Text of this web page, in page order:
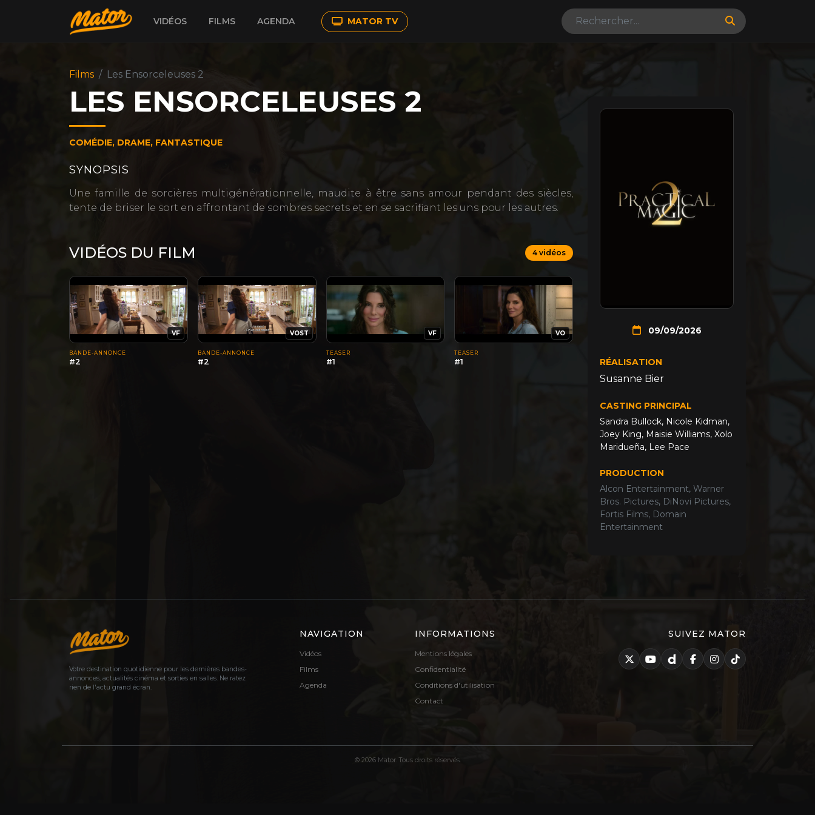
VIDÉOS FILMS AGENDA MATOR TV
Films Les Ensorceleuses 2
LES ENSORCELEUSES 2
COMÉDIE, DRAME, FANTASTIQUE
SYNOPSIS
Une famille de sorcières multigénérationnelle, maudite à être sans amour pendant des siècles,
tente de briser le sort en affrontant de sombres secrets et en se sacrifiant les uns pour les autres.
VIDÉOS DU FILM 4 vidéos
VF
BANDE-ANNONCE
#2
VOST
BANDE-ANNONCE
#2
VF
TEASER
#1
VO
TEASER
#1
09/09/2026
RÉALISATION
Susanne Bier
CASTING PRINCIPAL
Sandra Bullock, Nicole Kidman,
Joey King, Maisie Williams, Xolo
Maridueña, Lee Pace
PRODUCTION
Alcon Entertainment, Warner
Bros. Pictures, DiNovi Pictures,
Fortis Films, Domain
Entertainment
Votre destination quotidienne pour les dernières bandes-
annonces, actualités cinéma et sorties en salles. Ne ratez
rien de l'actu grand écran.
NAVIGATION
Vidéos
Films
Agenda
INFORMATIONS
Mentions légales
Confidentialité
Conditions d'utilisation
Contact
SUIVEZ MATOR
© 2026 Mator. Tous droits réservés.